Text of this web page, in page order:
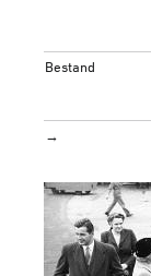
Bestand
→